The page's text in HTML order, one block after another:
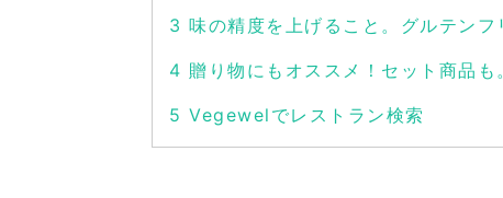
3 味の精度を上げること。グルテンフ
4 贈り物にもオススメ！セット商品も
5 Vegewelでレストラン検索